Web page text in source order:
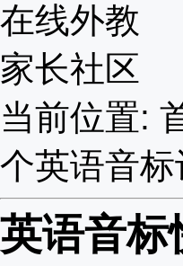
在线外教
家长社区
当前位置:
个英语音
英语音标